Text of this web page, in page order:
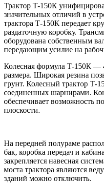
Трактор Т-150К
значительных отличий в
трактора Т-150К передает
раздаточную коробку.
оборудована собственным
передающим усилие на
Колесная формула Т-150К —
размера. Широкая резина
грунт. Колесный трактор Т-
соединенных шарнирами.
обеспечивает возможность
плоскости.
На передней полураме
бак, коробка передач и
закрепляется навесная
моста трактора являются
зданий можно отключить.